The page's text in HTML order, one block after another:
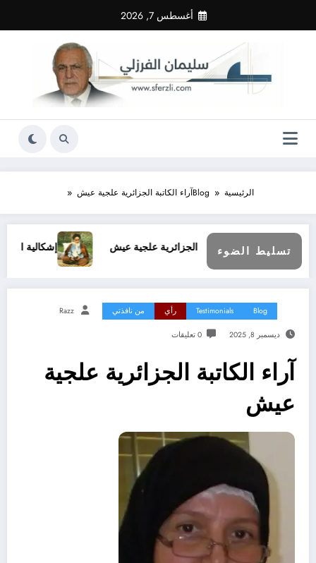
المحتوى
أغسطس 7, 2026
الرئيسية Blogآراء الكاتبة الجزائرية علجية عيش
تسليط الضوء
آراء الكاتبة الجزائرية علجية عيش إشكالية السلم والحرب
Blog
Testimonials رأي من نافذتي Razz
ديسمبر 8, 2025 0 تعليقات
آراء الكاتبة الجزائرية علجية
عيش